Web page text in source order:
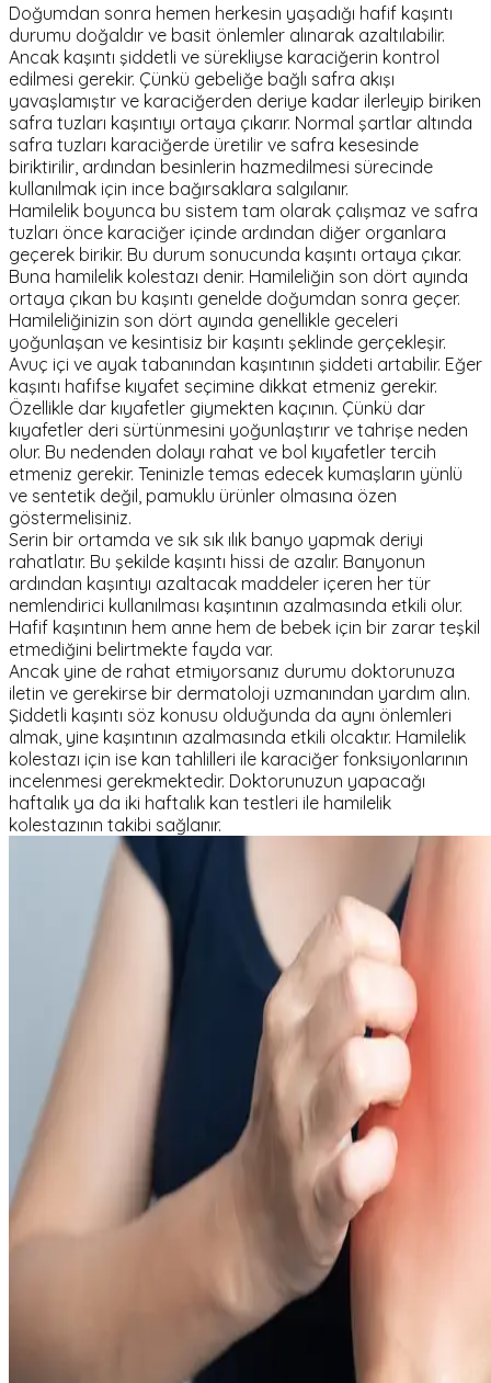
Doğumdan sonra hemen herkesin yaşadığı hafif kaşıntı
durumu doğaldır ve basit önlemler alınarak azaltılabilir.
Ancak kaşıntı şiddetli ve sürekliyse karaciğerin kontrol
edilmesi gerekir. Çünkü gebeliğe bağlı safra akışı
yavaşlamıştır ve karaciğerden deriye kadar ilerleyip biriken
safra tuzları kaşıntıyı ortaya çıkarır. Normal şartlar altında
safra tuzları karaciğerde üretilir ve safra kesesinde
biriktirilir, ardından besinlerin hazmedilmesi sürecinde
kullanılmak için ince bağırsaklara salgılanır.
Hamilelik boyunca bu sistem tam olarak çalışmaz ve safra
tuzları önce karaciğer içinde ardından diğer organlara
geçerek birikir. Bu durum sonucunda kaşıntı ortaya çıkar.
Buna hamilelik kolestazı denir. Hamileliğin son dört ayında
ortaya çıkan bu kaşıntı genelde doğumdan sonra geçer.
Hamileliğinizin son dört ayında genellikle geceleri
yoğunlaşan ve kesintisiz bir kaşıntı şeklinde gerçekleşir.
Avuç içi ve ayak tabanından kaşıntının şiddeti artabilir. Eğer
kaşıntı hafifse kıyafet seçimine dikkat etmeniz gerekir.
Özellikle dar kıyafetler giymekten kaçının. Çünkü dar
kıyafetler deri sürtünmesini yoğunlaştırır ve tahrişe neden
olur. Bu nedenden dolayı rahat ve bol kıyafetler tercih
etmeniz gerekir. Teninizle temas edecek kumaşların yünlü
ve sentetik değil, pamuklu ürünler olmasına özen
göstermelisiniz.
Serin bir ortamda ve sık sık ılık banyo yapmak deriyi
rahatlatır. Bu şekilde kaşıntı hissi de azalır. Banyonun
ardından kaşıntıyı azaltacak maddeler içeren her tür
nemlendirici kullanılması kaşıntının azalmasında etkili olur.
Hafif kaşıntının hem anne hem de bebek için bir zarar teşkil
etmediğini belirtmekte fayda var.
Ancak yine de rahat etmiyorsanız durumu doktorunuza
iletin ve gerekirse bir dermatoloji uzmanından yardım alın.
Şiddetli kaşıntı söz konusu olduğunda da aynı önlemleri
almak, yine kaşıntının azalmasında etkili olcaktır. Hamilelik
kolestazı için ise kan tahlilleri ile karaciğer fonksiyonlarının
incelenmesi gerekmektedir. Doktorunuzun yapacağı
haftalık ya da iki haftalık kan testleri ile hamilelik
kolestazının takibi sağlanır.